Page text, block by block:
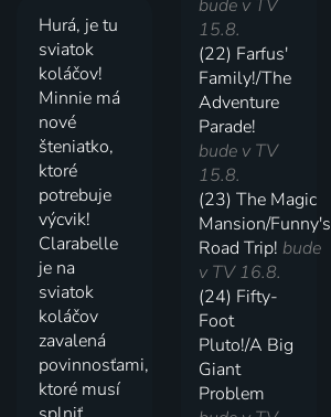
Hurá, je tu
sviatok
koláčov!
Minnie má
nové
šteniatko,
ktoré
potrebuje
výcvik!
Clarabelle
je na
sviatok
koláčov
zavalená
povinnosťami,
ktoré musí
bude v TV
15.8.
(22) Farfus'
Family!/The
Adventure
Parade!
bude v TV
15.8.
(23) The Magic
Mansion/Funny's
Road Trip!bude
v TV 16.8.
(24) Fifty-
Foot
Pluto!/A Big
Giant
Problem